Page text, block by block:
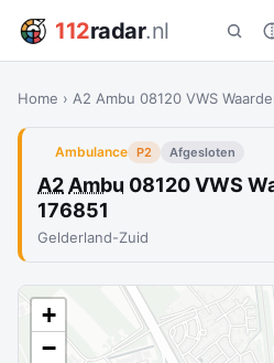
112radar.nl
Home › A2 Ambu 08120 VWS
Ambulance P2 Afgesloten
A2 Ambu 08120 VWS
176851
Gelderland-Zuid
+
−